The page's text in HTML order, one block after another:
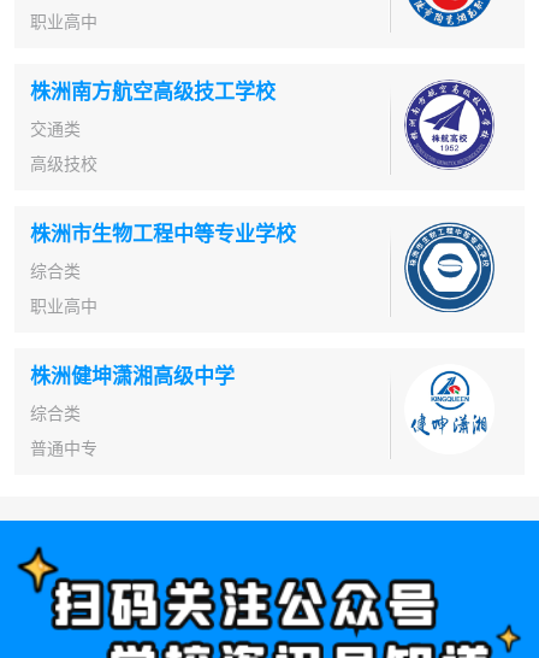
职业高中
株洲南方航空高级技工学校
交通类
高级技校
株洲市生物工程中等专业学校
综合类
职业高中
株洲健坤潇湘高级中学
综合类
普通中专